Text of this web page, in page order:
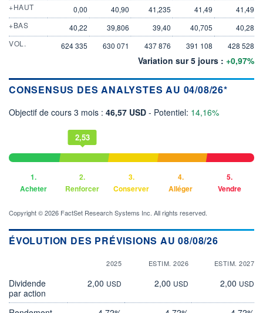
+HAUT
0,00 40,90 41,235 41,49
41,49
+BAS
40,22 39,806 39,40 40,705
40,28
VOL.
624 335 630 071 437 876 391 108 428 528
Variation sur 5 jours : +0,97%
CONSENSUS DES ANALYSTES AU 04/08/26*
Objectif de cours 3 mois : 46,57 USD - Potentiel: 14,16%
1.
Acheter
2,53
2.
Renforcer
3.
Conserver
4.
Alléger
5.
Vendre
Copyright © 2026 FactSet Research Systems Inc. All rights reserved.
ÉVOLUTION DES PRÉVISIONS AU 08/08/26
2025 ESTIM. 2026 ESTIM. 2027
Dividende
par action
2,00 USD 2,00 USD 2,00 USD